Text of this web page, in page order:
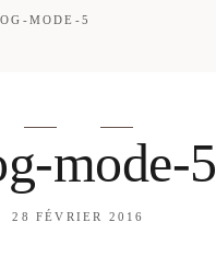
MODE-5
mode-5
28 FÉVRIER 2016